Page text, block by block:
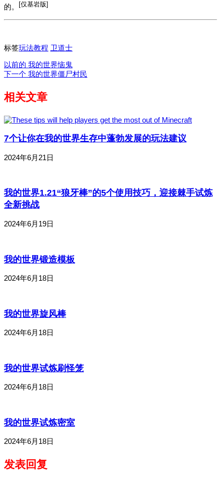
的。‌‌
[仅基岩版]
标签玩法教程 卫道士
以前的 我的世界恼鬼
下一个 我的世界僵尸村民
相关文章
7个让你在我的世界生存中蓬勃发展的玩法建议
2024年6月21日
我的世界1.21“狼牙棒”的5个使用技巧，迎接棘手试炼
全新挑战
2024年6月19日
我的世界锻造模板
2024年6月18日
我的世界旋风棒
2024年6月18日
我的世界试炼刷怪笼
2024年6月18日
我的世界试炼密室
2024年6月18日
发表回复